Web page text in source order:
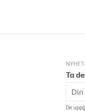
Ta
De